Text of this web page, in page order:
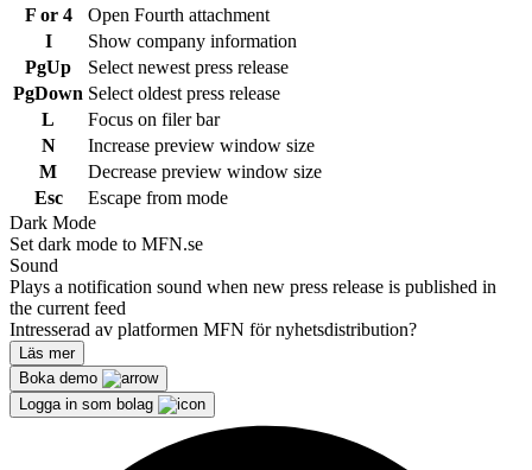
F or 4
Open Fourth attachment
I
Show company information
PgUp
Select newest press release
PgDown Select oldest press release
L
Focus on filer bar
N
Increase preview window size
M
Decrease preview window size
Esc
Escape from mode
Dark Mode
Set dark mode to MFN.se
Sound
Plays a notification sound when new press release is published in
the current feed
Intresserad av platformen MFN för nyhetsdistribution?
Läs mer
Boka demo
Logga in som bolag